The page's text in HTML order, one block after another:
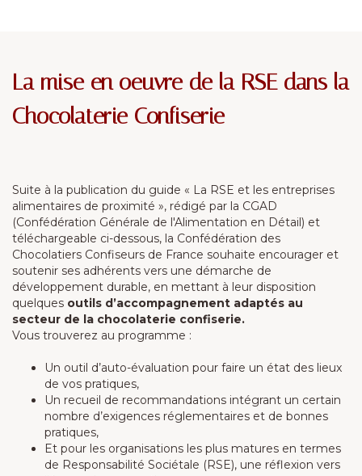
La mise en oeuvre de la RSE dans la
Chocolaterie Confiserie
Suite à la publication du guide « La RSE et les entreprises
alimentaires de proximité », rédigé par la CGAD
(Confédération Générale de l'Alimentation en Détail) et
téléchargeable ci-dessous, la Confédération des
Chocolatiers Confiseurs de France souhaite encourager et
soutenir ses adhérents vers une démarche de
développement durable, en mettant à leur disposition
quelques outils d’accompagnement adaptés au
secteur de la chocolaterie confiserie.
Vous trouverez au programme :
Un outil d’auto-évaluation pour faire un état des lieux
de vos pratiques,
Un recueil de recommandations intégrant un certain
nombre d’exigences réglementaires et de bonnes
pratiques,
Et pour les organisations les plus matures en termes
de Responsabilité Sociétale (RSE), une réflexion vers